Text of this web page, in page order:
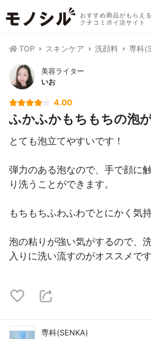
おすすめ商品がもらえる
クチコミポイ活サイト
TOP スキンケア 洗顔料 専科
美容ライター
いお
4.00
ふかふかもちもちの泡
とても泡立てやすいです！
弾力のある泡なので、手で顔に
り洗うことができます。
もちもちふわふわでとにかく気
泡の粘りが強い気がするので、
入りに洗い流すのがオススメです
専科(SENKA)